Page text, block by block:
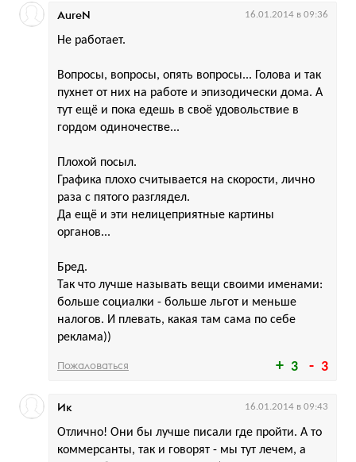
3 3
Не работает.
Вопросы, вопросы, опять вопросы... Голова и так
пухнет от них на работе и эпизодически дома. А
тут ещё и пока едешь в своё удовольствие в
гордом одиночестве...
Плохой посыл.
Графика плохо считывается на скорости, лично
раза с пятого разглядел.
Да ещё и эти нелицеприятные картины
органов...
Бред.
Так что лучше называть вещи своими именами:
больше социалки - больше льгот и меньше
налогов. И плевать, какая там сама по себе
реклама))
AureN 16.01.2014 в 09:36
Пожаловаться
Отлично! Они бы лучше писали где пройти. А то
коммерсанты, так и говорят - мы тут лечем, а
Ик 16.01.2014 в 09:43